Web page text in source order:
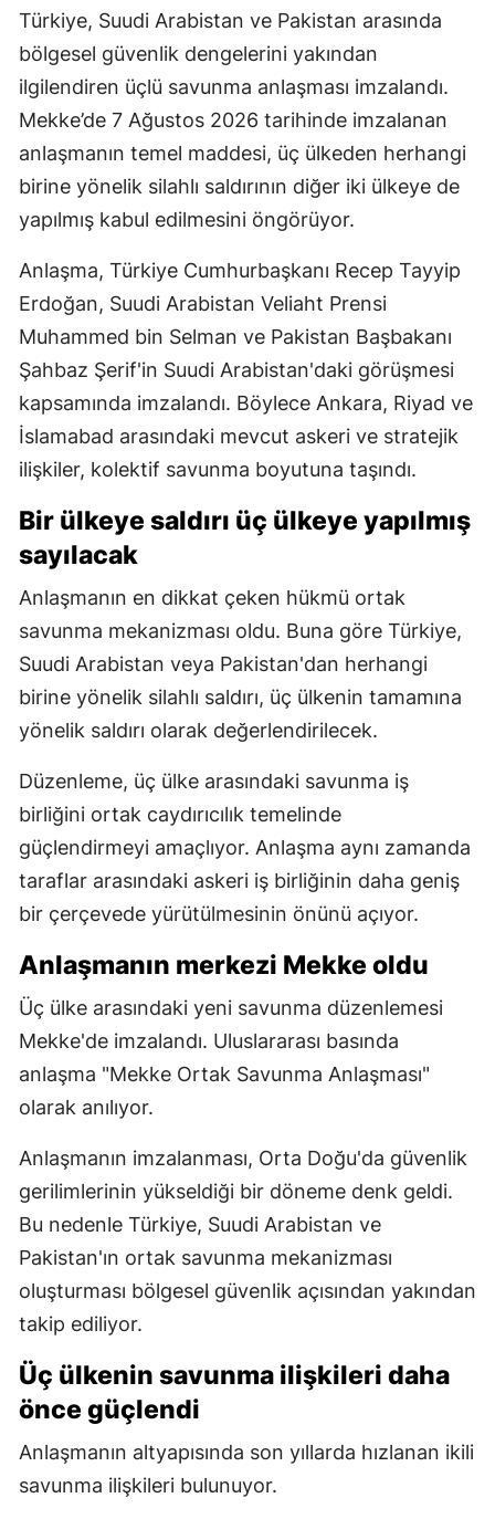
Türkiye, Suudi Arabistan ve Pakistan arasında
bölgesel güvenlik dengelerini yakından
ilgilendiren üçlü savunma anlaşması imzalandı.
Mekke’de 7 Ağustos 2026 tarihinde imzalanan
anlaşmanın temel maddesi, üç ülkeden herhangi
birine yönelik silahlı saldırının diğer iki ülkeye de
yapılmış kabul edilmesini öngörüyor.
Anlaşma, Türkiye Cumhurbaşkanı Recep Tayyip
Erdoğan, Suudi Arabistan Veliaht Prensi
Muhammed bin Selman ve Pakistan Başbakanı
Şahbaz Şerif'in Suudi Arabistan'daki görüşmesi
kapsamında imzalandı. Böylece Ankara, Riyad ve
İslamabad arasındaki mevcut askeri ve stratejik
ilişkiler, kolektif savunma boyutuna taşındı.
Bir ülkeye saldırı üç ülkeye yapılmış
sayılacak
Anlaşmanın en dikkat çeken hükmü ortak
savunma mekanizması oldu. Buna göre Türkiye,
Suudi Arabistan veya Pakistan'dan herhangi
birine yönelik silahlı saldırı, üç ülkenin tamamına
yönelik saldırı olarak değerlendirilecek.
Düzenleme, üç ülke arasındaki savunma iş
birliğini ortak caydırıcılık temelinde
güçlendirmeyi amaçlıyor. Anlaşma aynı zamanda
taraflar arasındaki askeri iş birliğinin daha geniş
bir çerçevede yürütülmesinin önünü açıyor.
Anlaşmanın merkezi Mekke oldu
Üç ülke arasındaki yeni savunma düzenlemesi
Mekke'de imzalandı. Uluslararası basında
anlaşma "Mekke Ortak Savunma Anlaşması"
olarak anılıyor.
Anlaşmanın imzalanması, Orta Doğu'da güvenlik
gerilimlerinin yükseldiği bir döneme denk geldi.
Bu nedenle Türkiye, Suudi Arabistan ve
Pakistan'ın ortak savunma mekanizması
oluşturması bölgesel güvenlik açısından yakından
takip ediliyor.
Üç ülkenin savunma ilişkileri daha
önce güçlendi
Anlaşmanın altyapısında son yıllarda hızlanan ikili
savunma ilişkileri bulunuyor.